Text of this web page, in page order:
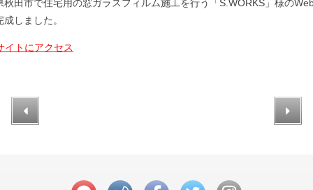
秋田市で住宅用の窓ガラスフィルム施工を行う「S.WORKS」様の
成しました。
イトにアクセス